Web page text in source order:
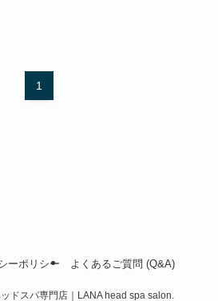
1
ーポリシー よくあるご質問 (Q&A)
ドスパ専門店｜LANA head spa salon.